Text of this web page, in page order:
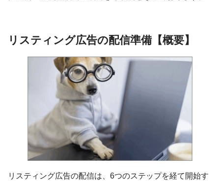
リスティング広告の配信準備【概要】
リスティング広告の配信は、6つのステップを経て開始す